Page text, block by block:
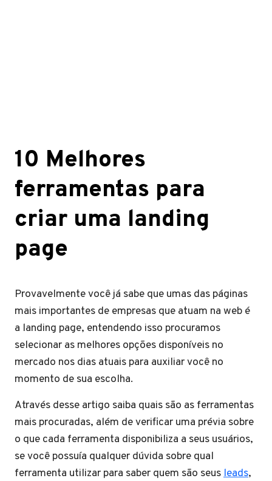
10 Melhores
ferramentas para
criar uma landing
page
Provavelmente você já sabe que umas das páginas
mais importantes de empresas que atuam na web é
a landing page, entendendo isso procuramos
selecionar as melhores opções disponíveis no
mercado nos dias atuais para auxiliar você no
momento de sua escolha.
Através desse artigo saiba quais são as ferramentas
mais procuradas, além de verificar uma prévia sobre
o que cada ferramenta disponibiliza a seus usuários,
se você possuía qualquer dúvida sobre qual
ferramenta utilizar para saber quem são seusleads,